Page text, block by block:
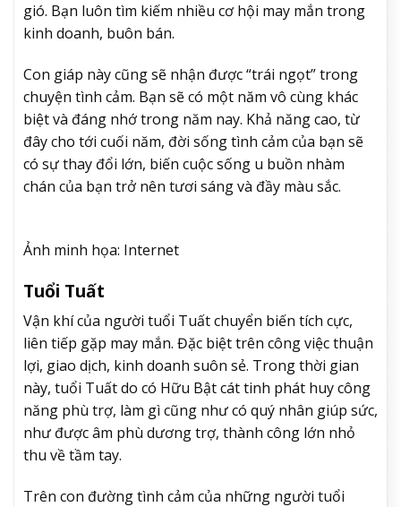
gió. Bạn luôn tìm kiếm nhiều cơ hội may mắn trong
kinh doanh, buôn bán.
Con giáp này cũng sẽ nhận được “trái ngọt” trong
chuyện tình cảm. Bạn sẽ có một năm vô cùng khác
biệt và đáng nhớ trong năm nay. Khả năng cao, từ
đây cho tới cuối năm, đời sống tình cảm của bạn sẽ
có sự thay đổi lớn, biến cuộc sống u buồn nhàm
chán của bạn trở nên tươi sáng và đầy màu sắc.
Ảnh minh họa: Internet
Tuổi Tuất
Vận khí của người tuổi Tuất chuyển biến tích cực,
liên tiếp gặp may mắn. Đặc biệt trên công việc thuận
lợi, giao dịch, kinh doanh suôn sẻ. Trong thời gian
này, tuổi Tuất do có Hữu Bật cát tinh phát huy công
năng phù trợ, làm gì cũng như có quý nhân giúp sức,
như được âm phù dương trợ, thành công lớn nhỏ
thu về tầm tay.
Trên con đường tình cảm của những người tuổi